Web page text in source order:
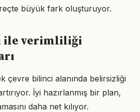
büyük fark oluşturuyor.
ile verimliliği
çevre bilinci alanında belirsizliği
İyi hazırlanmış bir plan,
daha net kılıyor.